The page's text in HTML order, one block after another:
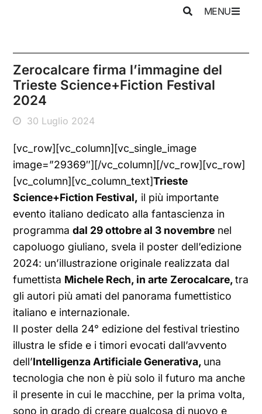
MENU
Zerocalcare firma l’immagine del
Trieste Science+Fiction Festival
2024
30 Luglio 2024
[vc_row][vc_column][vc_single_image
image=”29369″][/vc_column][/vc_row][vc_row]
[vc_column][vc_column_text]Trieste
Science+Fiction Festival, il più importante
evento italiano dedicato alla fantascienza in
programmadal 29 ottobre al 3 novembre nel
capoluogo giuliano, svela il poster dell’edizione
2024: un’illustrazione originale realizzata dal
fumettista Michele Rech, in arte Zerocalcare,tra
gli autori più amati del panorama fumettistico
italiano e internazionale.
Il poster della 24° edizione del festival triestino
illustra le sfide e i timori evocati dall’avvento
dell’Intelligenza Artificiale Generativa, una
tecnologia che non è più solo il futuro ma anche
il presente in cui le macchine, per la prima volta,
sono in grado di creare qualcosa di nuovo e